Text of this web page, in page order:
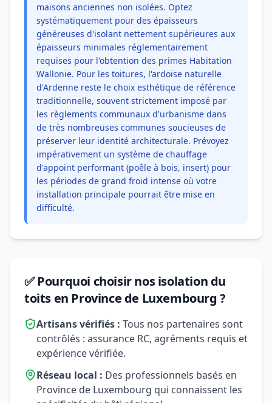
maisons anciennes non isolées. Optez
systématiquement pour des épaisseurs
généreuses d'isolant nettement supérieures aux
épaisseurs minimales réglementairement
requises pour l'obtention des primes Habitation
Wallonie. Pour les toitures, l'ardoise naturelle
d'Ardenne reste le choix esthétique de référence
traditionnelle, souvent strictement imposé par
les règlements communaux d'urbanisme dans
de très nombreuses communes soucieuses de
préserver leur identité architecturale. Prévoyez
impérativement un système de chauffage
d'appoint performant (poêle à bois, insert) pour
les périodes de grand froid intense où votre
installation principale pourrait être mise en
difficulté.
✅ Pourquoi choisir nos isolation du
toits en Province de Luxembourg ?
Artisans vérifiés : Tous nos partenaires sont
contrôlés : assurance RC, agréments requis et
expérience vérifiée.
Réseau local : Des professionnels basés en
Province de Luxembourg qui connaissent les